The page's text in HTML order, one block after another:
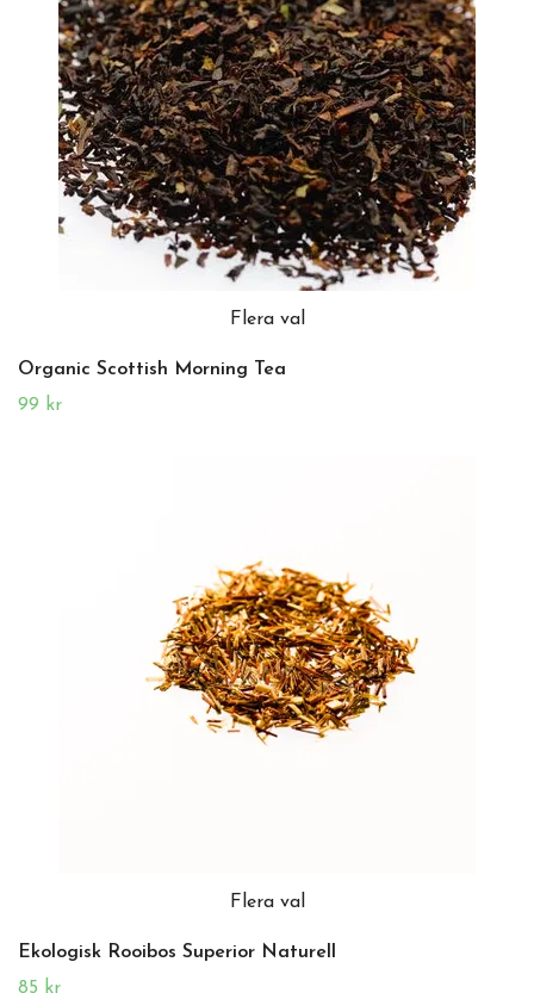
Flera val
Organic Scottish Morning Tea
99 kr
Flera val
Ekologisk Rooibos Superior Naturell
85 kr